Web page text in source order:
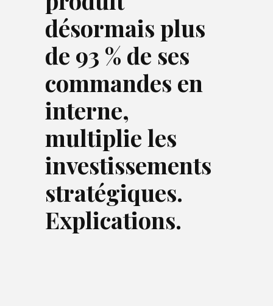
désormais plus
de 93 % de ses
commandes en
interne,
multiplie les
investissements
stratégiques.
Explications.